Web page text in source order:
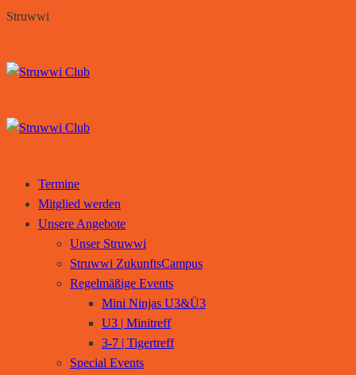
Struwwi
content
Termine
Mitglied werden
Unsere Angebote
Unser Struwwi
Struwwi ZukunftsCampus
Regelmäßige Events
Mini Ninjas U3&Ü3
U3 | Minitreff
3-7 | Tigertreff
Special Events